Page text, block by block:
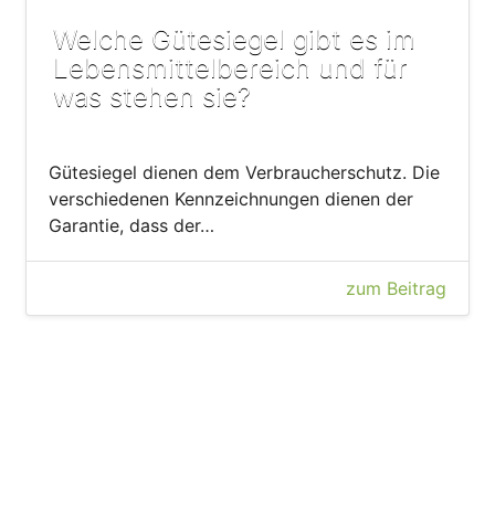
Welche Gütesiegel gibt es im
Lebensmittelbereich und für
was stehen sie?
Gütesiegel dienen dem Verbraucherschutz. Die
verschiedenen Kennzeichnungen dienen der
Garantie, dass der…
zum Beitrag